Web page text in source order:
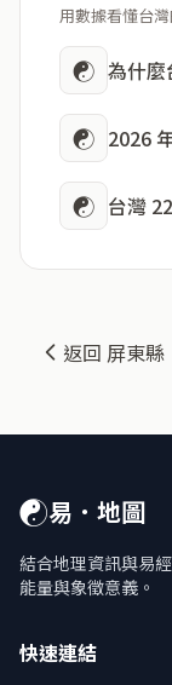
用數據看懂台
☯ 為什麼
☯ 2026
☯ 台灣
返回 屏東縣
☯易．地圖
結合地理資訊與易
能量與象徵意義。
快速連結